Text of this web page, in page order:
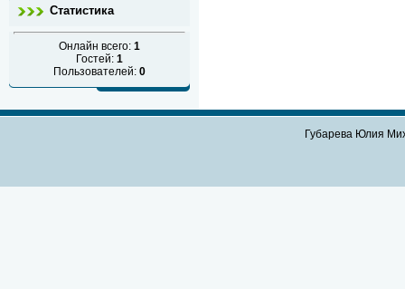
Статистика
Онлайн всего: 1
Гостей: 1
Пользователей: 0
Губарева Юлия